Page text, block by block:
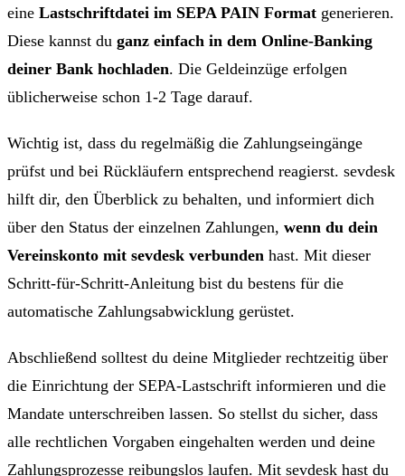
eine Lastschriftdatei im SEPA PAIN Format generieren.
Diese kannst du ganz einfach in dem Online-Banking
deiner Bank hochladen. Die Geldeinzüge erfolgen
üblicherweise schon 1-2 Tage darauf.
Wichtig ist, dass du regelmäßig die Zahlungseingänge
prüfst und bei Rückläufern entsprechend reagierst. sevdesk
hilft dir, den Überblick zu behalten, und informiert dich
über den Status der einzelnen Zahlungen, wenn du dein
Vereinskonto mit sevdesk verbunden hast. Mit dieser
Schritt-für-Schritt-Anleitung bist du bestens für die
automatische Zahlungsabwicklung gerüstet.
Abschließend solltest du deine Mitglieder rechtzeitig über
die Einrichtung der SEPA-Lastschrift informieren und die
Mandate unterschreiben lassen. So stellst du sicher, dass
alle rechtlichen Vorgaben eingehalten werden und deine
Zahlungsprozesse reibungslos laufen. Mit sevdesk hast du